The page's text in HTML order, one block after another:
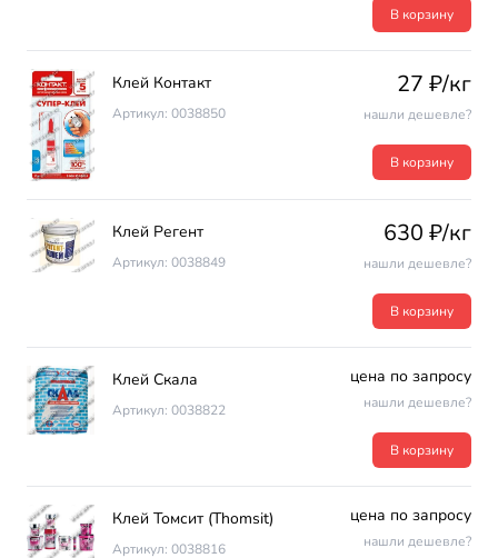
В корзину
Клей Контакт
Артикул: 0038850
27 ₽/кг
нашли дешевле?
В корзину
Клей Регент
Артикул: 0038849
630 ₽/кг
нашли дешевле?
В корзину
Клей Скала
Артикул: 0038822
цена по запросу
нашли дешевле?
В корзину
Клей Томсит (Thomsit)
Артикул: 0038816
цена по запросу
нашли дешевле?